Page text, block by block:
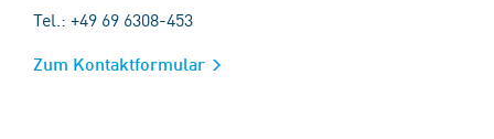
Tel.: +49 69 6308-453
Zum Kontaktformular